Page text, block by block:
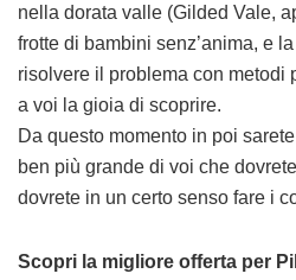
nella dorata valle (Gilded Vale,
frotte di bambini senz’anima, e
risolvere il problema con metodi
a voi la gioia di scoprire.
Da questo momento in poi
ben più grande di voi che
dovrete in un certo senso fare i
Scopri la migliore offerta per